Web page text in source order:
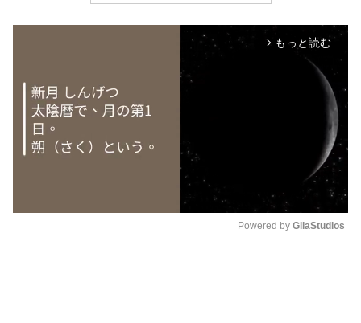
arrow_forward_ios もっと読む
Powered by GliaStudios